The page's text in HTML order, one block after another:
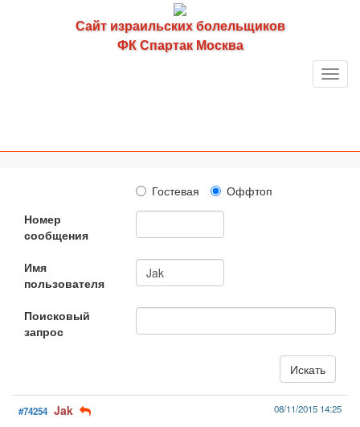
Сайт израильских болельщиков
ФК Спартак Москва
Гостевая
Оффтоп
Номер
сообщения
Имя
пользователя
Поисковый
запрос
#74254 Jak 08/11/2015 14:25